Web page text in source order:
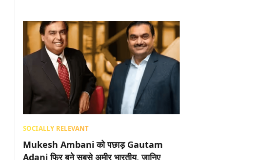
SOCIALLY RELEVANT
Mukesh Ambani को पछाड़ Gautam
Adani फिर बने सबसे अमीर भारतीय, जानिए